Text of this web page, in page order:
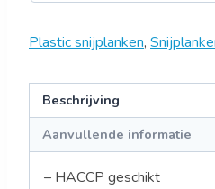
Plastic snijplanken,
Beschrijving
Aanvullende informatie
– HACCP geschikt